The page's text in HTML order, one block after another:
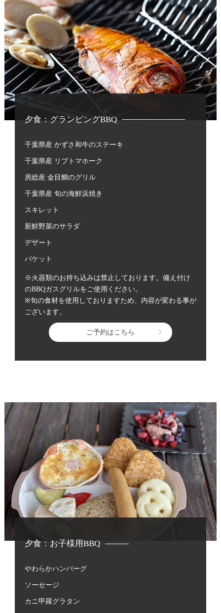
夕食：グランピングBBQ
千葉県産 かずさ和牛のステーキ
千葉県産 リブトマホーク
房総産 金目鯛のグリル
千葉県産 旬の海鮮浜焼き
スキレット
新鮮野菜のサラダ
デザート
バケット
※火器類のお持ち込みは禁止しております。備え付け
のBBQガスグリルをご使用ください。
※旬の食材を使用しておりますため、内容が変わる事が
ございます。
ご予約はこちら
夕食：お子様用BBQ
やわらかハンバーグ
ソーセージ
カニ甲羅グラタン